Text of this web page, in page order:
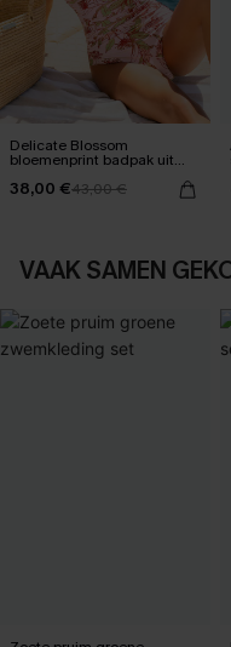
Delicate Blossom
bloemenprint badpak uit
38,00 €43,00 €
VAAK SAMEN